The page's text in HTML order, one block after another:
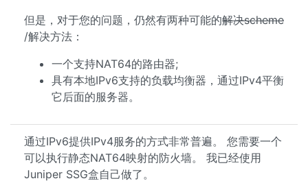
但是，对于您的问题，仍然有两种可能的解决scheme
/解决方法：
一个支持NAT64的路由器;
具有本地IPv6支持的负载均衡器，通过IPv4平衡
它后面的服务器。
通过IPv6提供IPv4服务的方式非常普遍。 您需要一个
可以执行静态NAT64映射的防火墙。 我已经使用
Juniper SSG盒自己做了。